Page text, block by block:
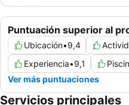
Puntuación superior al
Ubicación•9,4
Experiencia•9,1
Ver más puntuaciones
Servicios principales